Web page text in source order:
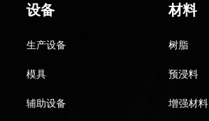
设备
生产设备
模具
辅助设备
材料
树脂
预浸料
增强材料